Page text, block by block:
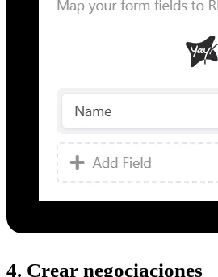
4. Crear negociaciones